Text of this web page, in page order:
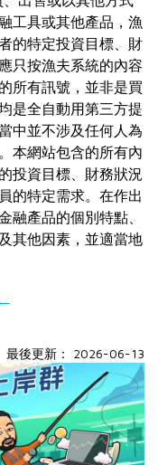
工具或其他產品，漁
的特定投資目標、財
只按漁夫系統的內容
所有訊號，並非是買
是全自動用第三方提
中並不涉及任何人為
本網站包含的所有內
投資目標、財務狀況
的特定需求。在作出
融產品的個別特點、
其他因素，並適當地
最後更新： 2026-06-13